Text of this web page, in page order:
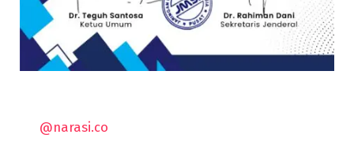
@narasi.co